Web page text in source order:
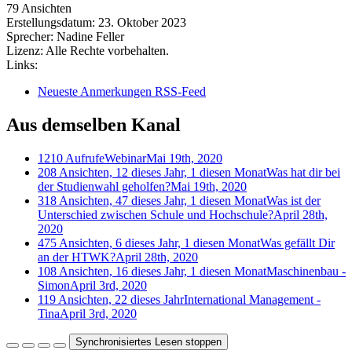
79 Ansichten
Erstellungsdatum: 23. Oktober 2023
Sprecher: Nadine Feller
Lizenz: Alle Rechte vorbehalten.
Links:
Neueste Anmerkungen RSS-Feed
Aus demselben Kanal
1210 AufrufeWebinarMai 19th, 2020
208 Ansichten, 12 dieses Jahr, 1 diesen MonatWas hat dir bei
der Studienwahl geholfen?Mai 19th, 2020
318 Ansichten, 47 dieses Jahr, 1 diesen MonatWas ist der
Unterschied zwischen Schule und Hochschule?April 28th,
2020
475 Ansichten, 6 dieses Jahr, 1 diesen MonatWas gefällt Dir
an der HTWK?April 28th, 2020
108 Ansichten, 16 dieses Jahr, 1 diesen MonatMaschinenbau -
SimonApril 3rd, 2020
119 Ansichten, 22 dieses JahrInternational Management -
TinaApril 3rd, 2020
Synchronisiertes Lesen stoppen